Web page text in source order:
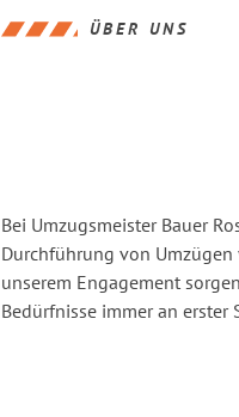
ÜBER UNS
Bei Umzugsmeister Bauer
Durchführung von
unserem Engagement
Bedürfnisse immer an erster